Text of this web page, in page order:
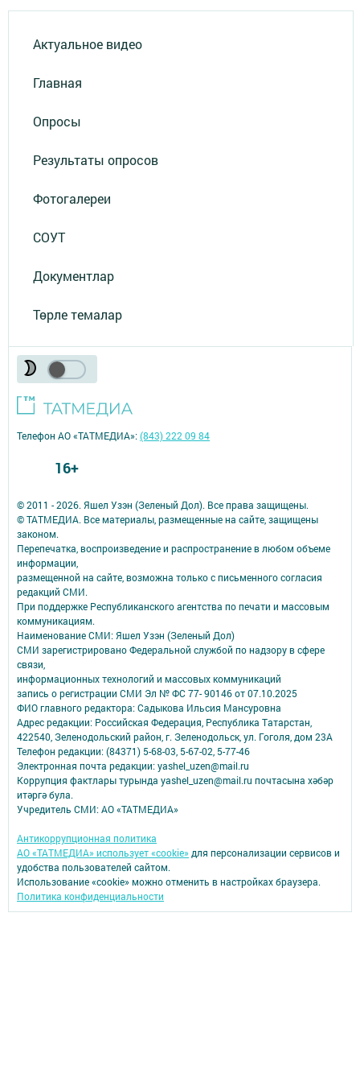
Актуальное видео
Главная
Опросы
Результаты опросов
Фотогалереи
СОУТ
Документлар
Төрле темалар
© 2011 - 2026. Яшел Узэн (Зеленый Дол). Все права защищены.
© ТАТМЕДИА. Все материалы, размещенные на сайте, защищены
законом.
Перепечатка, воспроизведение и распространение в любом объеме
информации,
размещенной на сайте, возможна только с письменного согласия
редакций СМИ.
При поддержке Республиканского агентства по печати и массовым
коммуникациям.
Наименование СМИ: Яшел Узэн (Зеленый Дол)
СМИ зарегистрировано Федеральной службой по надзору в сфере
связи,
информационных технологий и массовых коммуникаций
запись о регистрации СМИ Эл № ФС 77- 90146 от 07.10.2025
ФИО главного редактора: Садыкова Ильсия Мансуровна
Адрес редакции: Российская Федерация, Республика Татарстан,
422540, Зеленодольский район, г. Зеленодольск, ул. Гоголя, дом 23А
Телефон редакции: (84371) 5-68-03, 5-67-02, 5-77-46
Электронная почта редакции: yashel_uzen@mail.ru
Коррупция фактлары турында yashel_uzen@mail.ru почтасына хәбәр
итәргә була.
Учредитель СМИ: АО «ТАТМЕДИА»
Антикоррупционная политика
АО «ТАТМЕДИА» использует «cookie» для персонализации сервисов и
удобства пользователей сайтом.
Использование «cookie» можно отменить в настройках браузера.
Политика конфиденциальности
Телефон АО «ТАТМЕДИА»:(843) 222 09 84
16+